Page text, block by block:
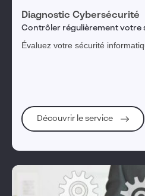
Diagnostic Cybersécurité
Contrôler régulièrement votre
Évaluez votre sécurité
Découvrir le service